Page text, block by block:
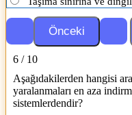
6 / 10
Aşağıdakilerden hangisi
yaralanmaları en aza
sistemlerdendir?